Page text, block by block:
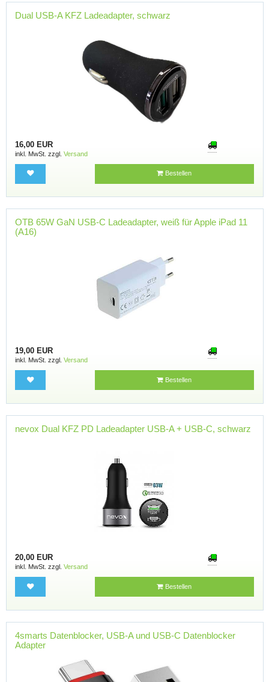
Dual USB-A KFZ Ladeadapter, schwarz
16,00 EUR
inkl. MwSt. zzgl. Versand
Bestellen
OTB 65W GaN USB-C Ladeadapter, weiß für Apple iPad 11
(A16)
19,00 EUR
inkl. MwSt. zzgl. Versand
Bestellen
nevox Dual KFZ PD Ladeadapter USB-A + USB-C, schwarz
20,00 EUR
inkl. MwSt. zzgl. Versand
Bestellen
4smarts Datenblocker, USB-A und USB-C Datenblocker
Adapter